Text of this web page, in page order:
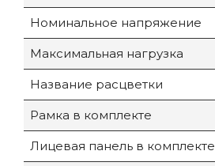
Номинальное напряжение
Максимальная нагрузка
Название расцветки
Рамка в комплекте
Лицевая панель в комплекте